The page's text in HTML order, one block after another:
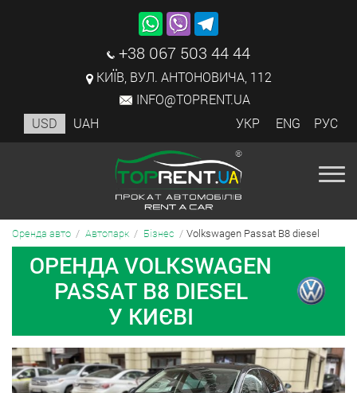
+38 067 503 44 44
КИЇВ, ВУЛ. АНТОНОВИЧА, 112
INFO@TOPRENT.UA
USD
UAH УКР ENG РУС
Оренда авто Автопарк Бізнес Volkswagen Passat B8 diesel
ОРЕНДА VOLKSWAGEN
PASSAT B8 DIESEL
У КИЄВІ